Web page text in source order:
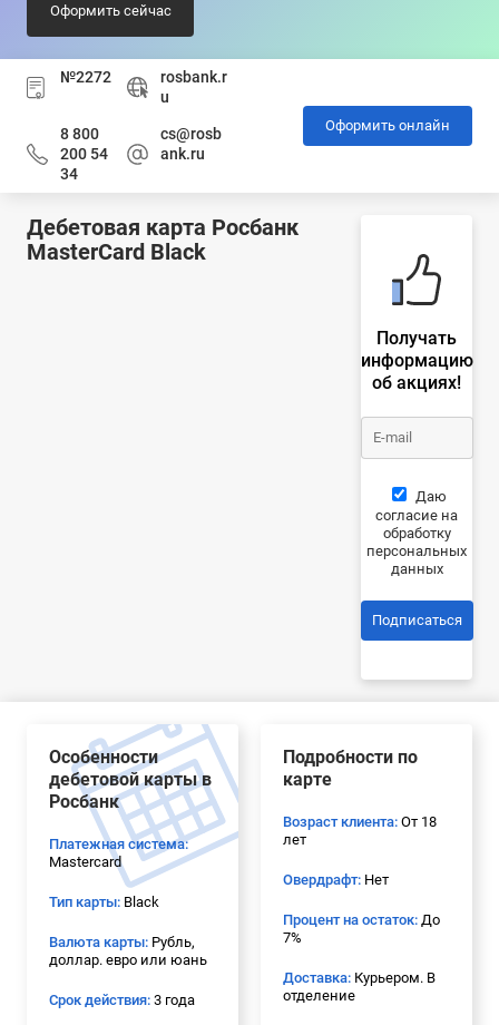
Оформить сейчас
№2272
rosbank.r
u
8 800
200 54
34
cs@rosb
ank.ru
Оформить онлайн
Дебетовая карта Росбанк
MasterCard Black
Получать
информацию
об акциях!
Даю
согласие на
обработку
персональных
данных
Подписаться
Особенности
дебетовой карты в
Росбанк
Платежная система:
Mastercard
Тип карты: Black
Валюта карты: Рубль,
доллар. евро или юань
Срок действия: 3 года
Подробности по
карте
Возраст клиента: От 18
лет
Овердрафт: Нет
Процент на остаток: До
7%
Доставка: Курьером. В
отделение